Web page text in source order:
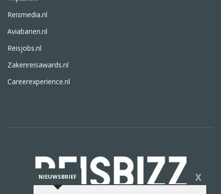
Reismedia.nl
Aviabanen.nl
Reisjobs.nl
Zakenreisawards.nl
Careerexperience.nl
NIEUWSBRIEF X